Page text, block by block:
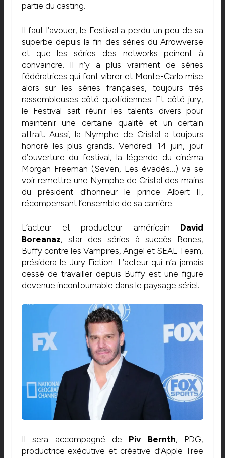
partie du casting.
Il faut l’avouer, le Festival a perdu un peu de sa
superbe depuis la fin des séries du Arrowverse
et que les séries des networks peinent à
convaincre. Il n’y a plus vraiment de séries
fédératrices qui font vibrer et Monte-Carlo mise
alors sur les séries françaises, toujours très
rassembleuses côté quotidiennes. Et côté jury,
le Festival sait réunir les talents divers pour
maintenir une certaine qualité et un certain
attrait. Aussi, la Nymphe de Cristal a toujours
honoré les plus grands. Vendredi 14 juin, jour
d’ouverture du festival, la légende du cinéma
Morgan Freeman (Seven, Les évadés…) va se
voir remettre une Nymphe de Cristal des mains
du président d’honneur le prince Albert II,
récompensant l’ensemble de sa carrière.
L’acteur et producteur américain David
Boreanaz, star des séries à succès Bones,
Buffy contre les Vampires, Angel et SEAL Team,
présidera le Jury Fiction. L’acteur qui n’a jamais
cessé de travailler depuis Buffy est une figure
devenue incontournable dans le paysage sériel.
Il sera accompagné de Piv Bernth, PDG,
productrice exécutive et créative d’Apple Tree